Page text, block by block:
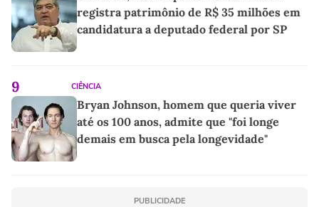
registra patrimônio de R$ 35 milhões em
candidatura a deputado federal por SP
9 CIÊNCIA
Bryan Johnson, homem que queria viver
até os 100 anos, admite que "foi longe
demais em busca pela longevidade"
PUBLICIDADE